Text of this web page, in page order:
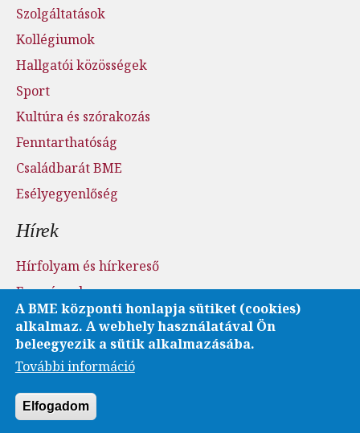
Szolgáltatások
Kollégiumok
Hallgatói közösségek
Sport
Kultúra és szórakozás
Fenntarthatóság
Családbarát BME
Esélyegyenlőség
Hírek
Hírfolyam és hírkereső
Események
Sajtószoba - sajtófigyelés
Karrier és pályázatok
Fotó- és videótár
A BME központi honlapja sütiket (cookies)
alkalmaz. A webhely használatával Ön
beleegyezik a sütik alkalmazásába.
További információ
Elfogadom